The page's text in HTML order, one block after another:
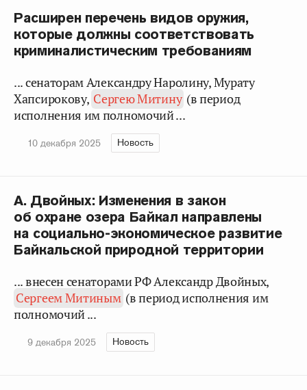
Расширен перечень видов оружия,
которые должны соответствовать
криминалистическим требованиям
... сенаторам Александру Наролину, Мурату
Хапсирокову, Сергею Митину (в период
исполнения им полномочий ...
10 декабря 2025 Новость
А. Двойных: Изменения в закон
об охране озера Байкал направлены
на социально-экономическое развитие
Байкальской природной территории
... внесен сенаторами РФ Александр Двойных,
Сергеем Митиным (в период исполнения им
полномочий ...
9 декабря 2025 Новость